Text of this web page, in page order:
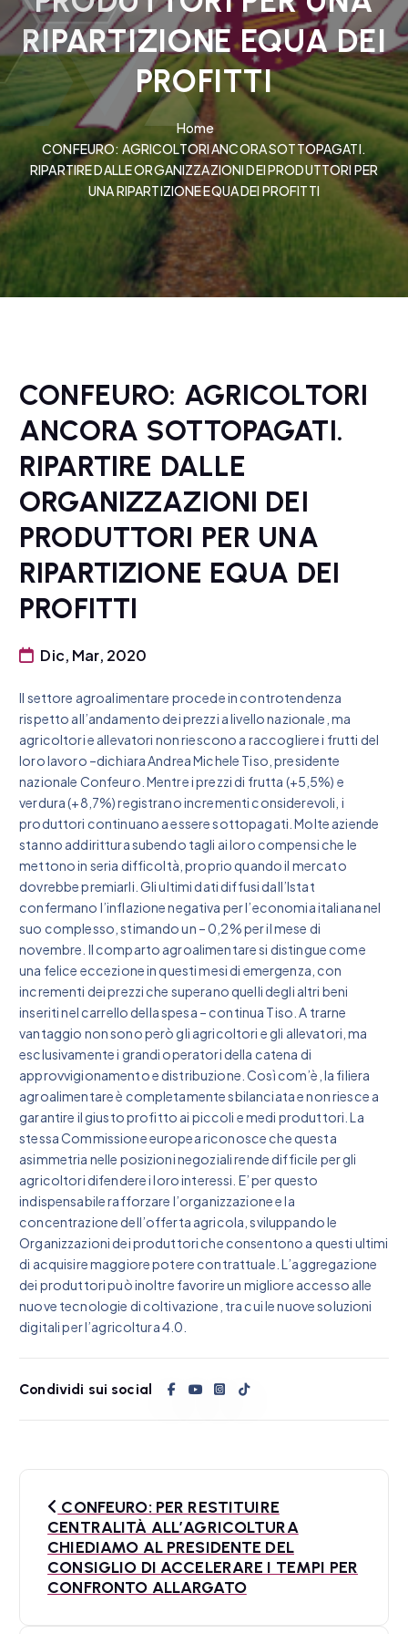
RIPARTIZIONE EQUA DEI
PROFITTI
Home
CONFEURO: AGRICOLTORI ANCORA SOTTOPAGATI.
RIPARTIRE DALLE ORGANIZZAZIONI DEI PRODUTTORI PER
UNA RIPARTIZIONE EQUA DEI PROFITTI
CONFEURO: AGRICOLTORI
ANCORA SOTTOPAGATI.
RIPARTIRE DALLE
ORGANIZZAZIONI DEI
PRODUTTORI PER UNA
RIPARTIZIONE EQUA DEI
PROFITTI
Dic, Mar, 2020
Il settore agroalimentare procede in controtendenza
rispetto all’andamento dei prezzi a livello nazionale, ma
agricoltori e allevatori non riescono a raccogliere i frutti del
loro lavoro –dichiara Andrea Michele Tiso, presidente
nazionale Confeuro. Mentre i prezzi di frutta (+5,5%) e
verdura (+8,7%) registrano incrementi considerevoli, i
produttori continuano a essere sottopagati. Molte aziende
stanno addirittura subendo tagli ai loro compensi che le
mettono in seria difficoltà, proprio quando il mercato
dovrebbe premiarli. Gli ultimi dati diffusi dall’Istat
confermano l’inflazione negativa per l’economia italiana nel
suo complesso, stimando un – 0,2% per il mese di
novembre. Il comparto agroalimentare si distingue come
una felice eccezione in questi mesi di emergenza, con
incrementi dei prezzi che superano quelli degli altri beni
inseriti nel carrello della spesa – continua Tiso. A trarne
vantaggio non sono però gli agricoltori e gli allevatori, ma
esclusivamente i grandi operatori della catena di
approvvigionamento e distribuzione. Così com’è, la filiera
agroalimentare è completamente sbilanciata e non riesce a
garantire il giusto profitto ai piccoli e medi produttori. La
stessa Commissione europea riconosce che questa
asimmetria nelle posizioni negoziali rende difficile per gli
agricoltori difendere i loro interessi. E’ per questo
indispensabile rafforzare l’organizzazione e la
concentrazione dell’offerta agricola, sviluppando le
Organizzazioni dei produttori che consentono a questi ultimi
di acquisire maggiore potere contrattuale. L’aggregazione
dei produttori può inoltre favorire un migliore accesso alle
nuove tecnologie di coltivazione, tra cui le nuove soluzioni
digitali per l’agricoltura 4.0.
Condividi sui social
CONFEURO: PER RESTITUIRE
CENTRALITÀ ALL’AGRICOLTURA
CHIEDIAMO AL PRESIDENTE DEL
CONSIGLIO DI ACCELERARE I TEMPI PER
CONFRONTO ALLARGATO